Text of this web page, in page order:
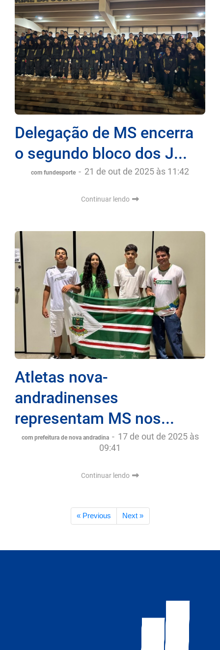
Delegação de MS encerra
o segundo bloco dos J...
com fundesporte - 21 de out de 2025 às 11:42
Continuar lendo
Atletas nova-
andradinenses
representam MS nos...
com prefeitura de nova andradina - 17 de out de 2025 às
09:41
Continuar lendo
« Previous Next »